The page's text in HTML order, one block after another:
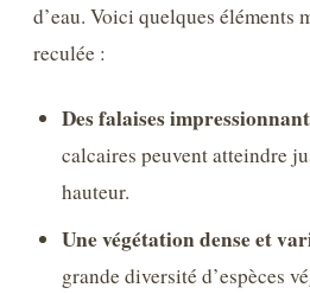
d’eau. Voici quelques éléments
reculée :
Des falaises
calcaires peuvent atteindre
hauteur.
Une végétation dense et
grande diversité d’espèces